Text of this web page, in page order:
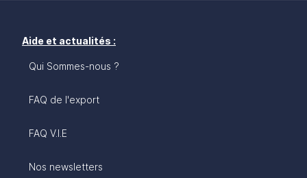
Aide et actualités :
Qui Sommes-nous ?
FAQ de l'export
FAQ V.I.E
Nos newsletters